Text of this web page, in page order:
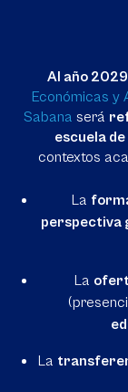
Al año 2029
Económicas y
Sabana será
escuela
contextos
La
perspectiva
La
La